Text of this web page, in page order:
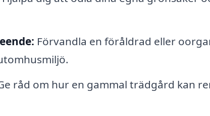
Förvandla en föråldrad eller
råd om hur en gammal trädgård kan